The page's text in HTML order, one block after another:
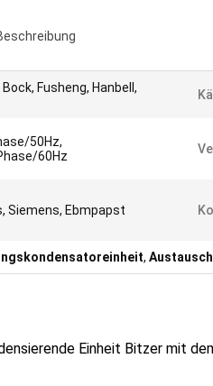
Bock, Fusheng, Hanbell,
50Hz,
60Hz
Siemens, Ebmpapst
,
Einheit Bitzer mit